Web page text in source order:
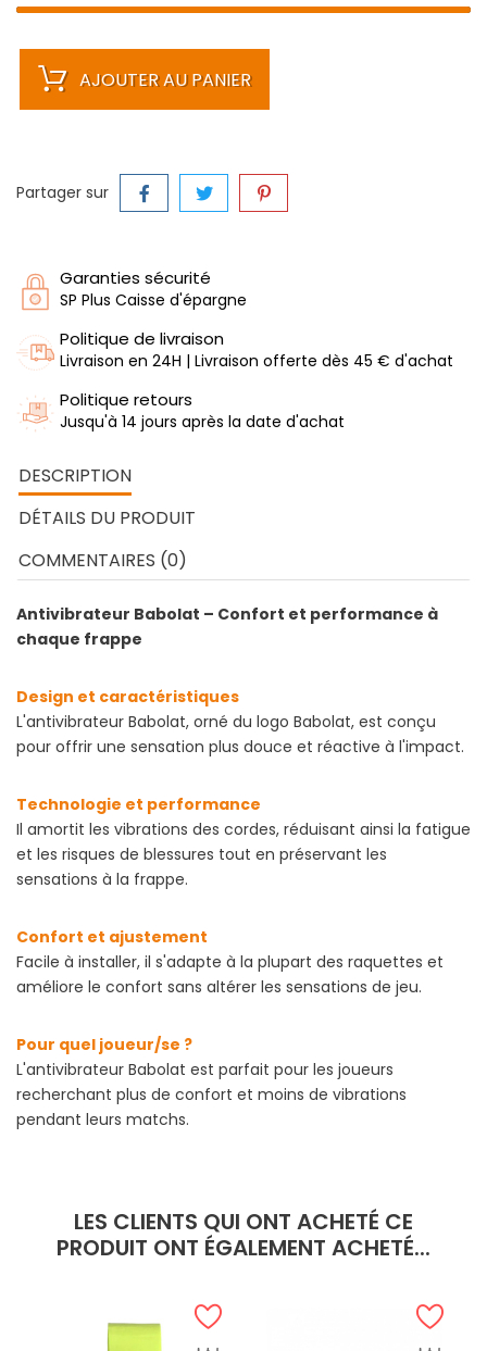
AJOUTER AU PANIER
Partager sur
Garanties sécurité
SP Plus Caisse d'épargne
Politique de livraison
Livraison en 24H | Livraison offerte dès 45 € d'achat
Politique retours
Jusqu'à 14 jours après la date d'achat
DESCRIPTION
DÉTAILS DU PRODUIT
COMMENTAIRES (0)
Antivibrateur Babolat – Confort et performance à
chaque frappe
Design et caractéristiques
L'antivibrateur Babolat, orné du logo Babolat, est conçu
pour offrir une sensation plus douce et réactive à l'impact.
Technologie et performance
Il amortit les vibrations des cordes, réduisant ainsi la fatigue
et les risques de blessures tout en préservant les
sensations à la frappe.
Confort et ajustement
Facile à installer, il s'adapte à la plupart des raquettes et
améliore le confort sans altérer les sensations de jeu.
Pour quel joueur/se ?
L'antivibrateur Babolat est parfait pour les joueurs
recherchant plus de confort et moins de vibrations
pendant leurs matchs.
LES CLIENTS QUI ONT ACHETÉ CE
PRODUIT ONT ÉGALEMENT ACHETÉ...